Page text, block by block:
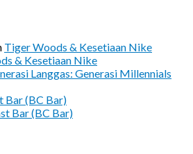
Tiger Woods & Kesetiaan Nike
& Kesetiaan Nike
Langgas: Generasi Millennials
Bar (BC Bar)
Bar (BC Bar)